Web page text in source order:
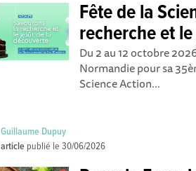
Fête de la
recherche et
Du 2 au 12 octobre
Normandie pour sa
Science Action...
Guillaume Dupuy
article publié le30/06/2026